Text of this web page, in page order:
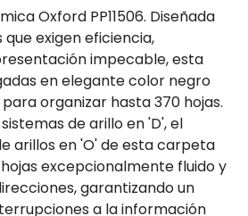
Oxford PP11506. Diseñada
exigen eficiencia,
impecable, esta
en elegante color negro
organizar hasta 370 hojas.
de arillo en 'D', el
arillos en 'O' de esta carpeta
excepcionalmente fluido y
garantizando un
a la información